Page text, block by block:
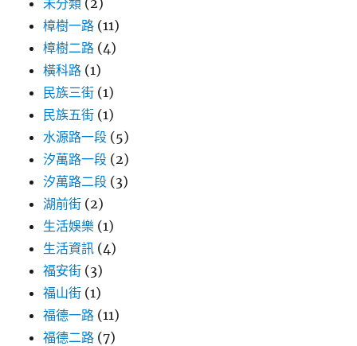
樟樹一路 (11)
樟樹二路 (4)
橫科路 (1)
民族三街 (1)
民族五街 (1)
水源路一段 (5)
汐萬路一段 (2)
汐萬路二段 (3)
湖前街 (2)
生活娛樂 (1)
生活資訊 (4)
福安街 (3)
福山街 (1)
福德一路 (11)
福德二路 (7)